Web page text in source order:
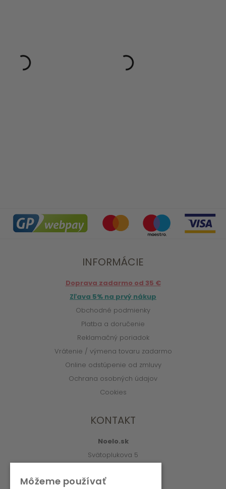
INFORMÁCIE
Doprava zadarmo od 35 €
Zľava 5% na prvý nákup
Obchodné podmienky
Platba a doručenie
Reklamačný poriadok
Vrátenie / výmena tovaru zadarmo
Online odstúpenie od zmluvy
Ochrana osobných údajov
Cookies
KONTAKT
Noelo.sk
Svätoplukova 5
info@noelo.sk
Môžeme používať